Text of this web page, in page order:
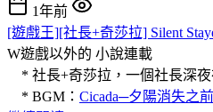
1年前
[遊戲王][社長+奇莎拉] Silent
W遊戲以外的 小說連載
* 社長+奇莎拉，一個社長深夜
* BGM： Cicada─夕陽消失之